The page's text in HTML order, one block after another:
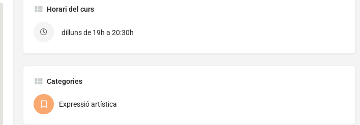
Horari del curs
dilluns de 19h a 20:30h
Categories
Expressió artística